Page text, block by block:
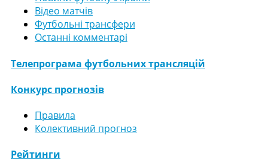
Відео матчів
Футбольні трансфери
Останні комментарі
Телепрограма футбольних трансляцій
Конкурс прогнозів
Правила
Колективний прогноз
Рейтинги